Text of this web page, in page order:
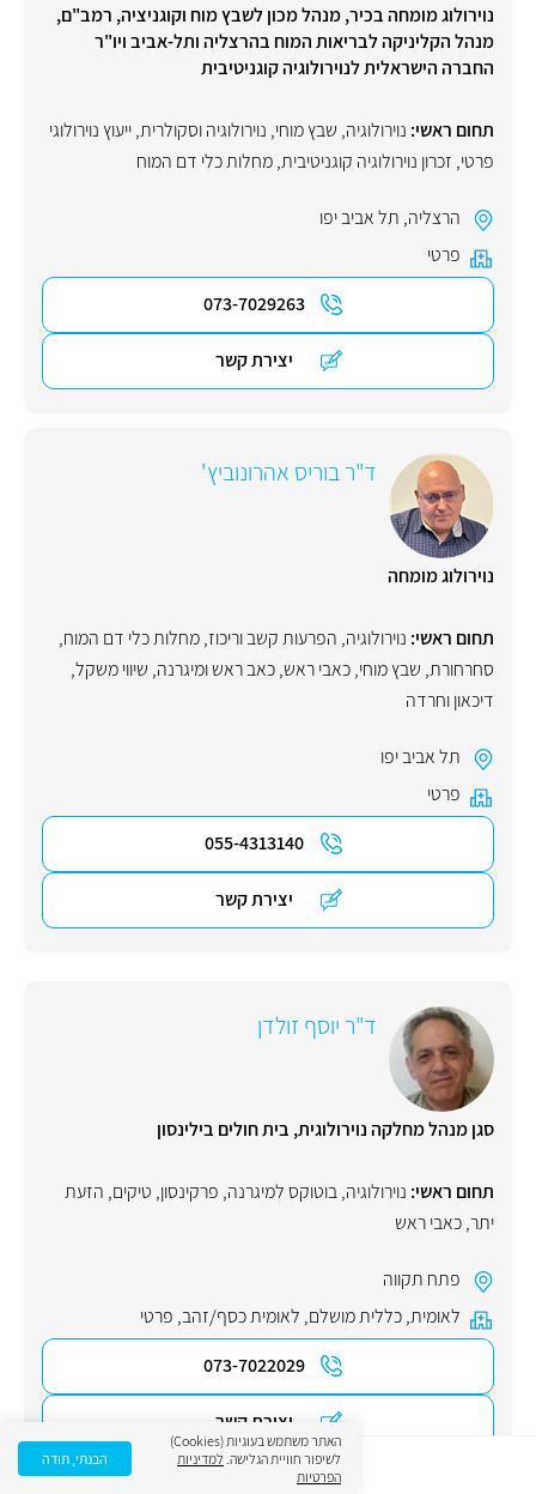
נוירולוג מומחה בכיר, מנהל מכון לשבץ מוח וקוגניציה, רמב"ם,
מנהל הקליניקה לבריאות המוח בהרצליה ותל-אביב ויו"ר
החברה הישראלית לנוירולוגיה קוגניטיבית
תחום ראשי: נוירולוגיה, שבץ מוחי, נוירולוגיה וסקולרית,ייעוץ נוירולוגי
פרטי, זכרון נוירולוגיה קוגניטיבית,מחלות כלי דם המוח
הרצליה, תל אביב יפו
פרטי
073-7029263
יצירת קשר
ד"ר בוריס אהרונוביץ'
נוירולוג מומחה
תחום ראשי: נוירולוגיה, הפרעות קשב וריכוז,מחלות כלי דם המוח,
סחרחורת, שבץ מוחי,כאבי ראש,כאב ראש ומיגרנה, שיווי משקל,
דיכאון וחרדה
תל אביב יפו
פרטי
055-4313140
יצירת קשר
ד"ר יוסף זולדן
סגן מנהל מחלקה נוירולוגית, בית חולים בילינסון
תחום ראשי: נוירולוגיה,בוטוקס למיגרנה, פרקינסון, טיקים, הזעת
יתר,כאבי ראש
פתח תקווה
לאומית,כללית מושלם, לאומית כסף/זהב, פרטי
073-7022029
יצירת קשר
האתר משתמש בעוגיות (Cookies)
לשיפור חוויית הגלישה. למדיניות
הפרטיות
הבנתי, תודה